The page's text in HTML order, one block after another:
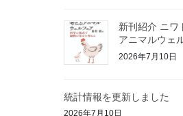
新刊紹介 ニワ
アニマルウェ
2026年7月10日
統計情報を更新しました
2026年7月10日